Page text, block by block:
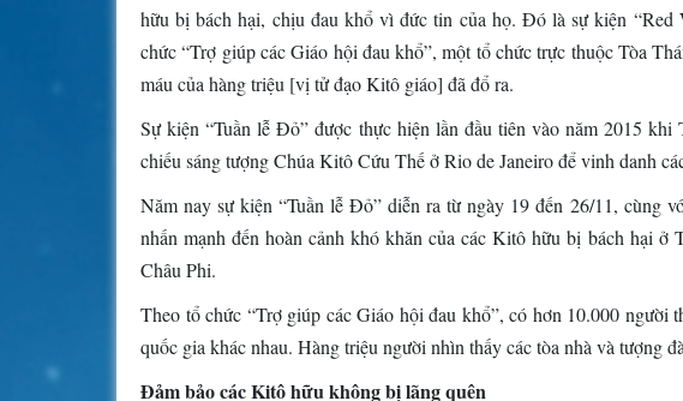
hữu bị bách hại, chịu đau khổ vì đức tin của họ. Đó là sự kiện
chức “Trợ giúp các Giáo hội đau khổ”, một tổ chức trực thuộc Tòa
máu của hàng triệu [vị tử đạo Kitô giáo] đã đổ ra.
Sự kiện “Tuần lễ Đỏ” được thực hiện lần đầu tiên vào năm 2015
chiếu sáng tượng Chúa Kitô Cứu Thế ở Rio de Janeiro để vinh danh
Năm nay sự kiện “Tuần lễ Đỏ” diễn ra từ ngày 19 đến 26/11, cùng
nhấn mạnh đến hoàn cảnh khó khăn của các Kitô hữu bị bách hại
Châu Phi.
Theo tổ chức “Trợ giúp các Giáo hội đau khổ”, có hơn 10.000 người
quốc gia khác nhau. Hàng triệu người nhìn thấy các tòa nhà và tượng
Đảm bảo các Kitô hữu không bị lãng quên